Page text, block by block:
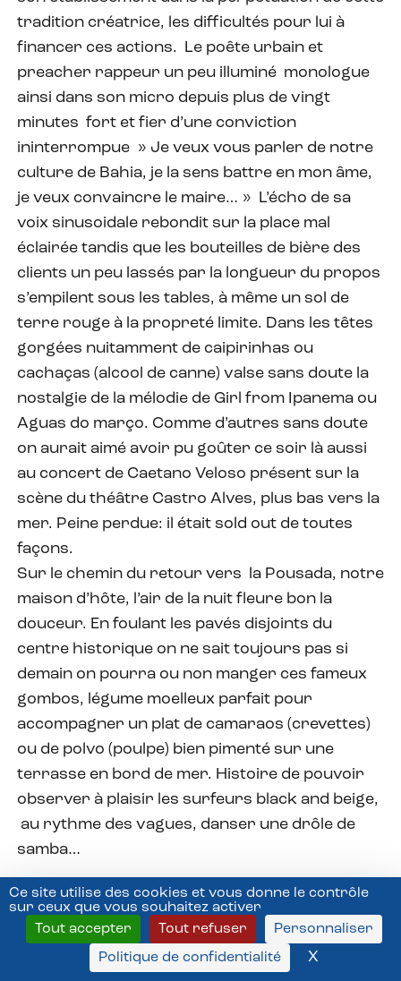
Ce site utilise des cookies et vous donne le contrôle
sur ceux que vous souhaitez activer
Tout accepter
Tout refuser
Personnaliser
Politique de confidentialité
X
tradition créatrice, les difficultés pour lui à
financer ces actions. Le poête urbain et
preacher rappeur un peu illuminé monologue
ainsi dans son micro depuis plus de vingt
minutes fort et fier d’une conviction
ininterrompue » Je veux vous parler de notre
culture de Bahia, je la sens battre en mon âme,
je veux convaincre le maire… » L’écho de sa
voix sinusoidale rebondit sur la place mal
éclairée tandis que les bouteilles de bière des
clients un peu lassés par la longueur du propos
s’empilent sous les tables, à même un sol de
terre rouge à la propreté limite. Dans les têtes
gorgées nuitamment de caipirinhas ou
cachaças (alcool de canne) valse sans doute la
nostalgie de la mélodie de Girl from Ipanema ou
Aguas do março. Comme d’autres sans doute
on aurait aimé avoir pu goûter ce soir là aussi
au concert de Caetano Veloso présent sur la
scène du théâtre Castro Alves, plus bas vers la
mer. Peine perdue: il était sold out de toutes
façons.
Sur le chemin du retour vers la Pousada, notre
maison d’hôte, l’air de la nuit fleure bon la
douceur. En foulant les pavés disjoints du
centre historique on ne sait toujours pas si
demain on pourra ou non manger ces fameux
gombos, légume moelleux parfait pour
accompagner un plat de camaraos (crevettes)
ou de polvo (poulpe) bien pimenté sur une
terrasse en bord de mer. Histoire de pouvoir
observer à plaisir les surfeurs black and beige,
au rythme des vagues, danser une drôle de
samba…
Robert Latxague
Les murs, les graphs, les façades, les églises -